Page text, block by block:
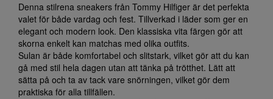
Denna stilrena sneakers från Tommy Hilfiger är det perfekta
valet för både vardag och fest. Tillverkad i läder som ger en
elegant och modern look. Den klassiska vita färgen gör att
skorna enkelt kan matchas med olika outfits.
Sulan är både komfortabel och slitstark, vilket gör att du kan
gå med stil hela dagen utan att tänka på trötthet. Lätt att
sätta på och ta av tack vare snörningen, vilket gör dem
praktiska för alla tillfällen.